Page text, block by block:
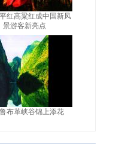
红高粱红成中国新风
景游客新亮点
布革峡谷锦上添花